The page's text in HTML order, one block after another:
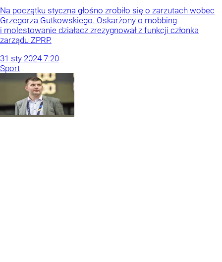
Na początku styczna głośno zrobiło się o zarzutach wobec
Grzegorza Gutkowskiego. Oskarżony o mobbing
i molestowanie działacz zrezygnował z funkcji członka
zarządu ZPRP.
31 sty 2024 7:20
Sport